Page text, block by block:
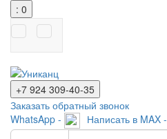
: 0
+7 924 309-40-35
Заказать обратный звонок
WhatsApp -
Написать в MAX -